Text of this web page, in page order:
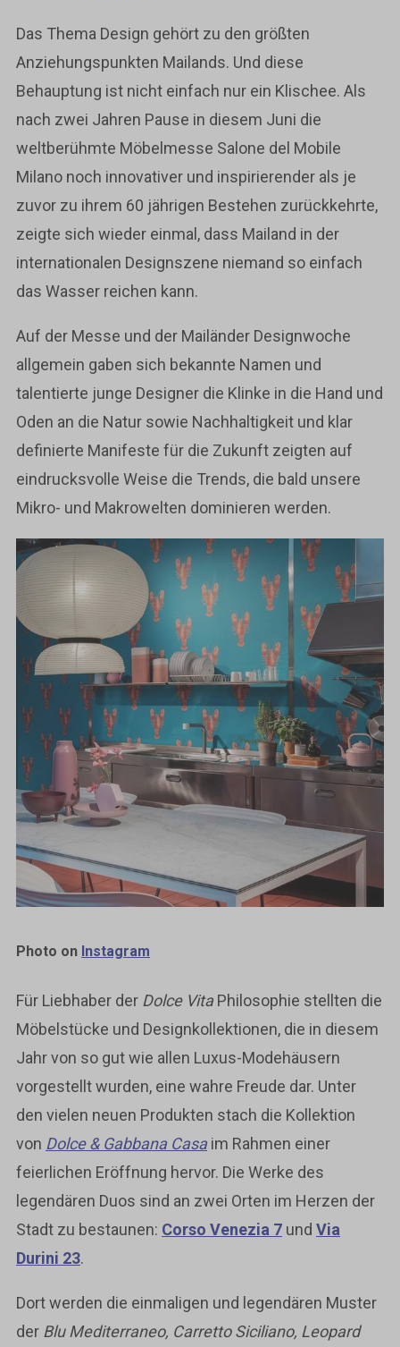
Das Thema Design gehört zu den größten
Anziehungspunkten Mailands. Und diese
Behauptung ist nicht einfach nur ein Klischee. Als
nach zwei Jahren Pause in diesem Juni die
weltberühmte Möbelmesse Salone del Mobile
Milano noch innovativer und inspirierender als je
zuvor zu ihrem 60 jährigen Bestehen zurückkehrte,
zeigte sich wieder einmal, dass Mailand in der
internationalen Designszene niemand so einfach
das Wasser reichen kann.
Auf der Messe und der Mailänder Designwoche
allgemein gaben sich bekannte Namen und
talentierte junge Designer die Klinke in die Hand und
Oden an die Natur sowie Nachhaltigkeit und klar
definierte Manifeste für die Zukunft zeigten auf
eindrucksvolle Weise die Trends, die bald unsere
Mikro- und Makrowelten dominieren werden.
Photo on Instagram
Für Liebhaber der Dolce Vita Philosophie stellten die
Möbelstücke und Designkollektionen, die in diesem
Jahr von so gut wie allen Luxus-Modehäusern
vorgestellt wurden, eine wahre Freude dar. Unter
den vielen neuen Produkten stach die Kollektion
von Dolce & Gabbana Casa im Rahmen einer
feierlichen Eröffnung hervor. Die Werke des
legendären Duos sind an zwei Orten im Herzen der
Stadt zu bestaunen: Corso Venezia 7 und Via
Durini 23.
Dort werden die einmaligen und legendären Muster
der Blu Mediterraneo, Carretto Siciliano, Leopard